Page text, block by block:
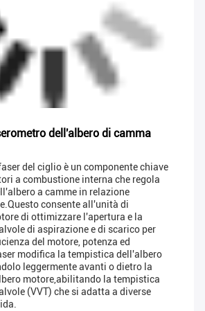
dell'albero di camma
del ciglio è un componente chiave
a combustione interna che regola
a camme in relazione
consente all'unità di
di ottimizzare l'apertura e la
di aspirazione e di scarico per
del motore, potenza ed
modifica la tempistica dell'albero
leggermente avanti o dietro la
motore,abilitando la tempistica
(VVT) che si adatta a diverse